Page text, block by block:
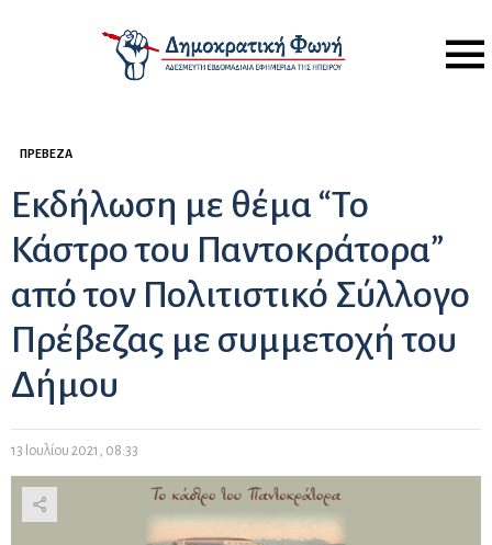
Menu
ΠΡΈΒΕΖΑ
Εκδήλωση με θέμα “Το
Κάστρο του Παντοκράτορα”
από τον Πολιτιστικό Σύλλογο
Πρέβεζας με συμμετοχή του
Δήμου
13 Ιουλίου 2021, 08:33